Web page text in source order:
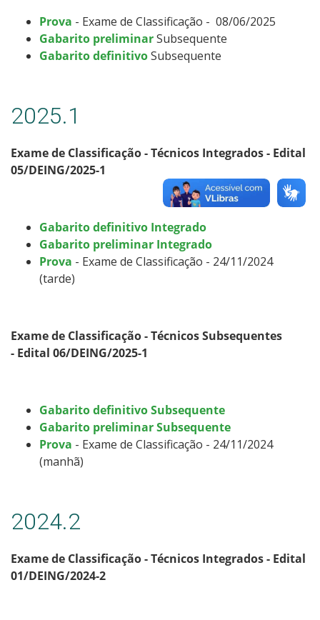
Prova - Exame de Classificação - 08/06/2025
Gabarito preliminarSubsequente
Gabarito definitivoSubsequente
2025.1
Exame de Classificação - Técnicos Integrados - Edital
05/DEING/2025-1
Gabarito definitivo Integrado
Gabarito preliminar Integrado
Prova - Exame de Classificação - 24/11/2024
(tarde)
Exame de Classificação - Técnicos Subsequentes
- Edital 06/DEING/2025-1
Gabarito definitivo Subsequente
Gabarito preliminar Subsequente
Prova - Exame de Classificação - 24/11/2024
(manhã)
2024.2
Exame de Classificação - Técnicos Integrados - Edital
01/DEING/2024-2